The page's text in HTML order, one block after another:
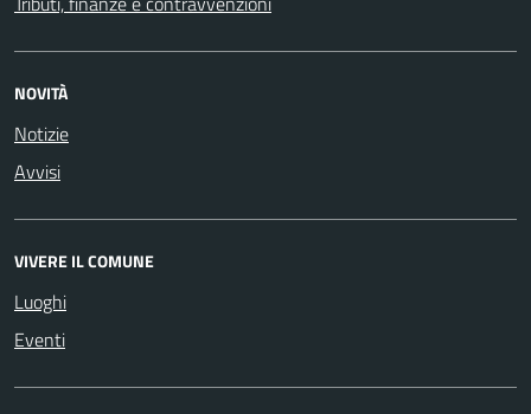
NOVITÀ
Notizie
Avvisi
VIVERE IL COMUNE
Luoghi
Eventi